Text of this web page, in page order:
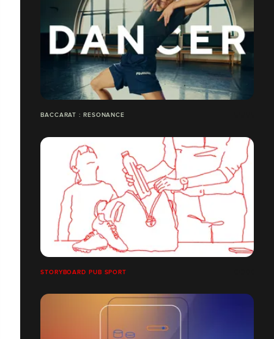
BACCARAT : RESONANCE
STORYBOARD PUB SPORT